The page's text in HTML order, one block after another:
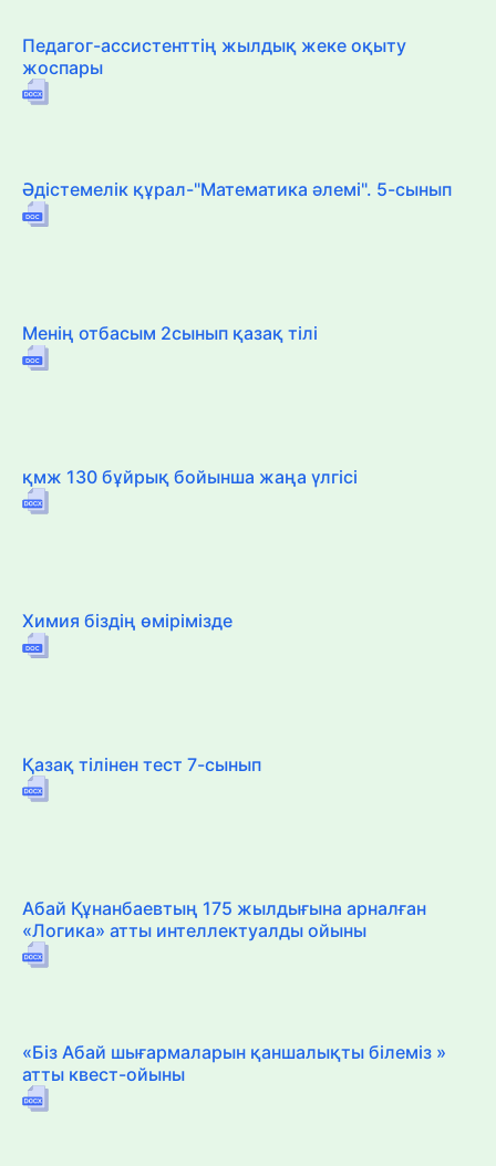
Педагог-ассистенттің жылдық жеке оқыту
жоспары
Әдістемелік құрал-"Математика әлемі". 5-сынып
Менің отбасым 2сынып қазақ тілі
қмж 130 бұйрық бойынша жаңа үлгісі
Химия біздің өмірімізде
Қазақ тілінен тест 7-сынып
Абай Құнанбаевтың 175 жылдығына арналған
«Логика» атты интеллектуалды ойыны
«Біз Абай шығармаларын қаншалықты білеміз »
атты квест-ойыны